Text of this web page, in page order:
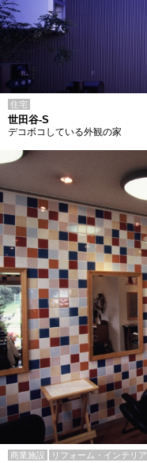
住宅
世田谷-S
デコボコしている外観の家
商業施設 リフォーム・インテリア